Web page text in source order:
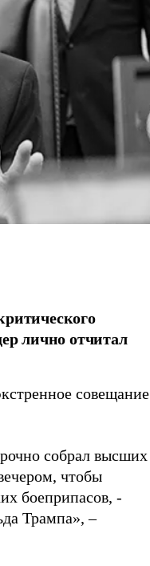
лично отчитал
совещание
собрал высших
чтобы
боеприпасов, -
Трампа», –